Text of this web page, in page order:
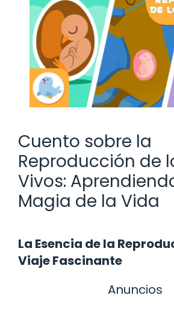
Cuento sobre la
Reproducción de
Vivos:
Magia de la Vida
La Esencia de la
Viaje Fascinante
Anuncios